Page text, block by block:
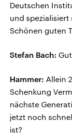
Deutschen
und
Schönen guten
Stefan Bach:
Hammer: Allein
Schenkung
nächste
jetzt noch
ist?